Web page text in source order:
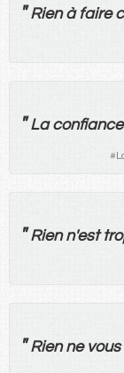
" Rien à faire
" La confiance
#
" Rienn'est
" Rien ne vous